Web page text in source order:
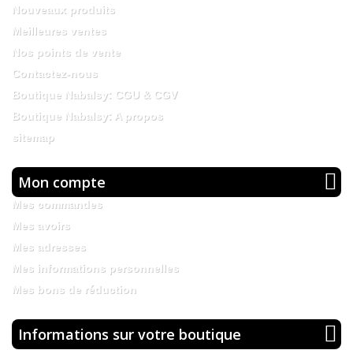
Nouveaux produits
Meilleures ventes
Nos points de vente
Contactez-nous
Boutique Nabalsy: CGU & CGV
Boutique Nabalsy: A propos
sitemap
Mon compte
Mes commandes
Mes avoirs
Mes adresses
Mes informations personnelles
Mes bons de réduction
Informations sur votre boutique